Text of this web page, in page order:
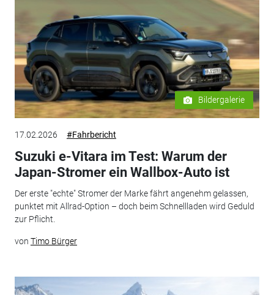
Bildergalerie
17.02.2026 #Fahrbericht
Suzuki e-Vitara im Test: Warum der
Japan-Stromer ein Wallbox-Auto ist
Der erste "echte" Stromer der Marke fährt angenehm gelassen,
punktet mit Allrad-Option – doch beim Schnellladen wird Geduld
zur Pflicht.
von Timo Bürger